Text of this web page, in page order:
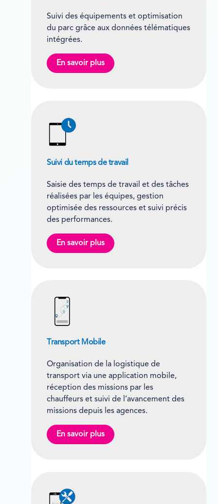
Suivi des équipements et optimisation
du parc grâce aux données télématiques
intégrées.
En savoir plus
Suivi du temps de travail
Saisie des temps de travail et des tâches
réalisées par les équipes, gestion
optimisée des ressources et suivi précis
des performances.
En savoir plus
Transport Mobile
Organisation de la logistique de
transport via une application mobile,
réception des missions par les
chauffeurs et suivi de l’avancement des
missions depuis les agences.
En savoir plus